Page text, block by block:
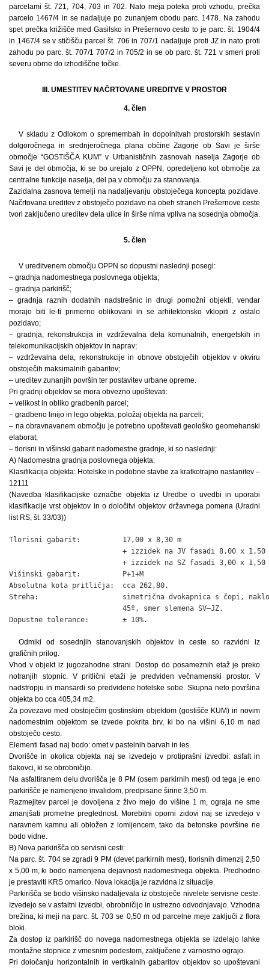
parcelami št. 721, 704, 703 in 702. Nato meja poteka proti vzhodu, prečka
parcelo 1467/4 in se nadaljuje po zunanjem obodu parc. 1478. Na zahodu
spet prečka križišče med Gasilsko in Prešernovo cesto to je parc. št. 1904/4
in 1467/4 se v stičišču parcel št. 706 in 707/1 nadaljuje proti JZ in nato proti
zahodu po parc. št. 707/1 707/2 in 705/2 in se ob parc. št. 721 v smeri proti
severu obrne do izhodiščne točke.
III. UMESTITEV NAČRTOVANE UREDITVE V PROSTOR
4. člen
V skladu z Odlokom o spremembah in dopolnitvah prostorskih sestavin
dolgoročnega in srednjeročnega plana občine Zagorje ob Savi je širše
območje “GOSTIŠČA KUM” v Urbanističnih zasnovah naselja Zagorje ob
Savi je del območja, ki se bo urejalo z OPPN, opredeljeno kot območje za
centralne funkcije naselja, del pa v območju za stanovanja.
Zazidalna zasnova temelji na nadaljevanju obstoječega koncepta pozidave.
Načrtovana ureditev z obstoječo pozidavo na obeh straneh Prešernove ceste
tvori zaključeno ureditev dela ulice in širše nima vpliva na sosednja območja.
5. člen
V ureditvenem območju OPPN so dopustni naslednji posegi:
– gradnja nadomestnega poslovnega objekta;
– gradnja parkirišč;
– gradnja raznih dodatnih nadstrešnic in drugi pomožni objekti, vendar
morajo biti le-ti primerno oblikovani in se arhitektonsko vklopiti z ostalo
pozidavo;
– gradnja, rekonstrukcija in vzdrževalna dela komunalnih, energetskih in
telekomunikacijskih objektov in naprav;
– vzdrževalna dela, rekonstrukcije in obnove obstoječih objektov v okviru
obstoječih maksimalnih gabaritov;
– ureditev zunanjih površin ter postavitev urbane opreme.
Pri gradnji objektov se mora obvezno upoštevati:
– velikost in obliko gradbenih parcel;
– gradbeno linijo in lego objekta, položaj objekta na parceli;
– na obravnavanem območju je potrebno upoštevati geološko geomehanski
elaborat;
– tlorisni in višinski gabarit nadomestne gradnje, ki so naslednji:
A) Nadomestna gradnja poslovnega objekta:
Klasifikacija objekta: Hotelske in podobne stavbe za kratkotrajno nastanitev –
12111
(Navedba klasifikacijske označbe objekta iz Uredbe o uvedbi in uporabi
klasifikacije vrst objektov in o določitvi objektov državnega pomena (Uradni
list RS, št. 33/03))
Tlorisni gabarit:          17,00 x 8,30 m
+ izzidek na JV fasadi 8,00 x 1,50
+ izzidek na SZ fasadi 3,00 x 1,50
Višinski gabarit:          P+1+M
Absolutna kota pritličja:  cca 262,80.
Streha:                    simetrična dvokapnica s čopi,
                           45º, smer slemena SV–JZ.
Dopustne tolerance:        ± 10%.
Odmiki od sosednjih stanovanjskih objektov in ceste so razvidni iz
grafičnih prilog.
Vhod v objekt iz jugozahodne strani. Dostop do posameznih etaž je preko
notranjih stopnic. V pritlični etaži je predviden večnamenski prostor. V
nadstropju in mansardi so predvidene hotelske sobe. Skupna neto površina
objekta bo cca 405,34 m2.
Za povezavo med obstoječim gostinskim objektom (gostišče KUM) in novim
nadomestnim objektom se izvede pokrita brv, ki bo na višini 6,10 m nad
obstoječo cesto.
Elementi fasad naj bodo: omet v pastelnih barvah in les.
Dvorišče in okolica objekta naj se izvedejo v protiprašni izvedbi: asfalt in
tlakovci, ki se obrobničijo.
Na asfaltiranem delu dvorišča je 8 PM (osem parkirnih mest) od tega je eno
parkirišče je namenjeno invalidom, predpisane širine 3,50 m.
Razmejitev parcel je dovoljena z živo mejo do višine 1 m, ograja ne sme
zmanjšati prometne preglednost. Morebitni oporni zidovi naj se izvedejo v
naravnem kamnu ali obložen z lomljencem, tako da betonske površine ne
bodo vidne.
B) Nova parkirišča ob servisni cesti:
Na parc. št. 704 se zgradi 9 PM (devet parkirnih mest), tlorisnih dimenzij 2,50
x 5,00 m, ki bodo namenjena dejavnosti nadomestnega objekta. Predhodno
je prestaviti KRS omarico. Nova lokacija je razvidna iz situacije.
Parkirišča se bodo višinsko nadaljevala iz obstoječe nivelete servisne ceste.
Izvedejo se v asfaltni izvedbi, obrobničijo in ustrezno odvodnjavajo. Vzhodna
brežina, ki meji na parc. št. 703 se 0,50 m od parcelne meje zaključi z flora
bloki.
Za dostop iz parkirišč do novega nadomestnega objekta se izdelajo lahke
montažne stopnice z vmesnim podestom, zaključene z varnostno ograjo.
Pri določanju horizontalnih in vertikalnih gabaritov objektov so upoštevani